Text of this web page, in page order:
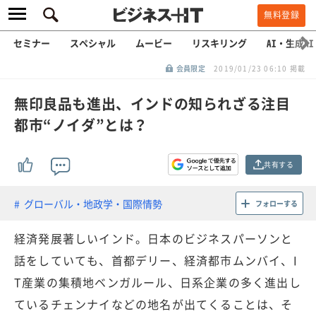
無料登録
セミナー スペシャル ムービー リスキリング AI・生成AI
会員限定 2019/01/23 06:10 掲載
無印良品も進出、インドの知られざる注目
都市“ノイダ”とは？
共有する
グローバル・地政学・国際情勢 フォローする
経済発展著しいインド。日本のビジネスパーソンと
話をしていても、首都デリー、経済都市ムンバイ、I
T産業の集積地ベンガルール、日系企業の多く進出し
ているチェンナイなどの地名が出てくることは、そ